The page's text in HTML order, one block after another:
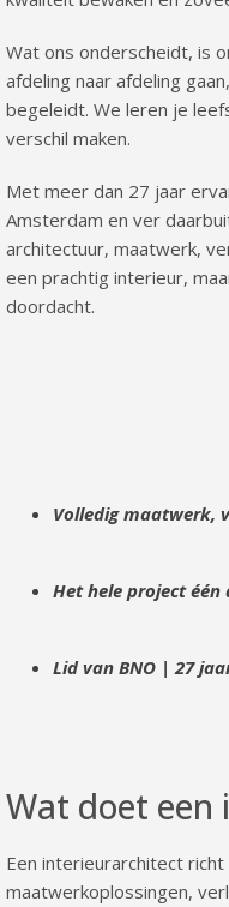
Wat ons onderscheidt, is
afdeling naar afdeling
begeleidt. We leren je
verschil maken.
Met meer dan 27 jaar
Amsterdam en ver
architectuur, maatwerk,
een prachtig interieur,
doordacht.
Volledig maatwerk,
Het hele project
Lid van BNO | 27
Wat doet
Een interieurarchitect
maatwerkoplossingen,